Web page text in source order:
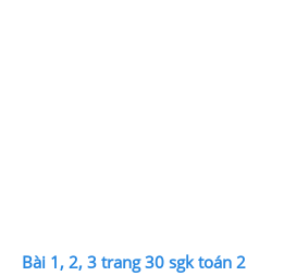
Bài 1, 2, 3 trang 30 sgk toán 2